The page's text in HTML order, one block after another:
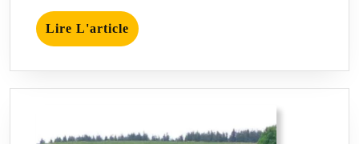
Lire L'article Lire
L'article